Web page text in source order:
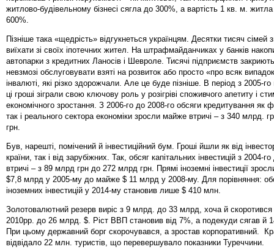
житлово-будівельному бізнесі сягла до 300%, а вартість 1 кв. м.
600%.
Пізніше така «щедрість» відгукнеться українцям. Десятки тисяч сімей
виїхати зі своїх іпотечних жител. На штрафмайданчиках у банків
автопарки з кредитних Ланосів і Шевроле. Тисячі підприємств
невзмозі обслуговувати взяті на розвиток або просто «про всяк
інвалюті, які різко здорожчали. Але це буде пізніше. В період з 2005-
ці гроші зіграли свою ключову роль у розігріві споживчого апетиту і
економічного зростання. З 2006-го до 2008-го обсяги кредитування як
так і реального сектора економіки зросли майже втричі – з 340 млрд.
грн.
Був, нарешті, помічений й інвестиційний бум. Гроші йшли як від
країни, так і від зарубіжних. Так, обсяг капітальних інвестицій з 2004-
втричі – з 89 млрд грн до 272 млрд грн. Прямі іноземні інвестиції
$7,8 млрд у 2005-му до майже $ 11 млрд у 2008-му. Для порівняння:
іноземних інвестицій у 2014-му становив лише $ 410 млн.
Золотовалютний резерв виріс з 9 млрд. до 33 млрд, хоча й скоротився
2010рр. до 26 млрд. $. Ріст ВВП становив від 7%, а подекуди сягав й
При цьому державний борг скорочувався, а зростав корпоративний.
відвідало 22 млн. туристів, що перевершувало показники Туреччини.